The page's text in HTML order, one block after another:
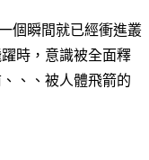
個瞬間就已經衝進叢
時，意識被全面釋
、、被人體飛箭的